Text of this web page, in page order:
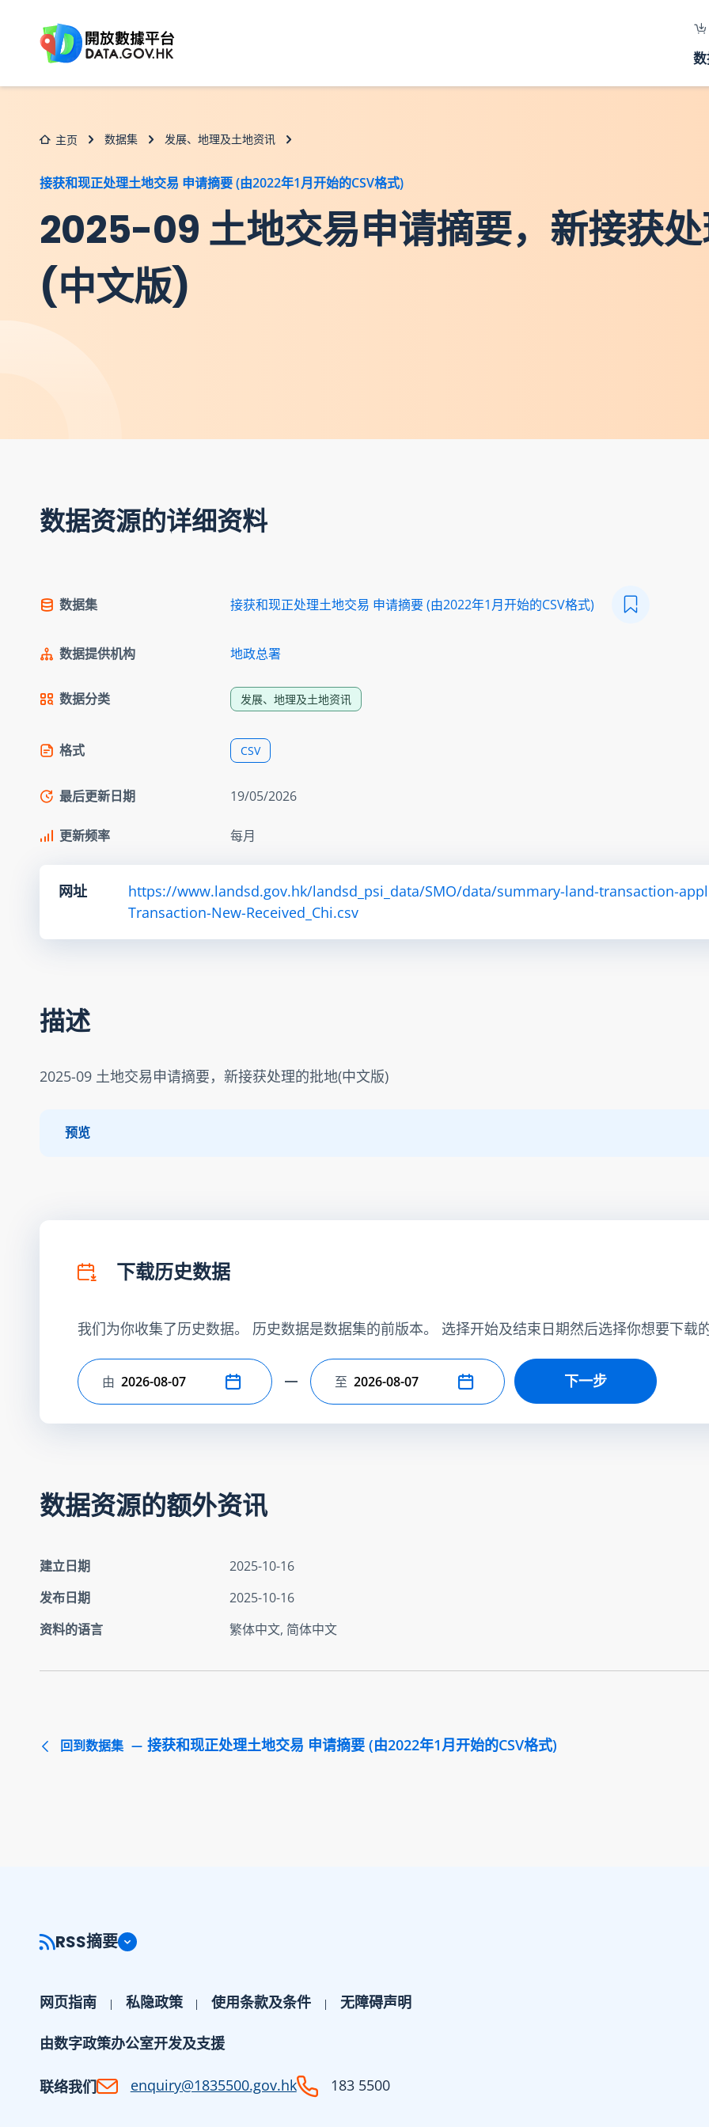
主页 数据集 发展、地理及土地资讯
接获和现正处理土地交易 申请摘要 (由2022年1月开始的CSV格式)
2025-09 土地交易申请摘要，新接获
(中文版)
数据资源的详细资料
数据集 接获和现正处理土地交易 申请摘要 (由2022年1月开始的CSV格式)
数据提供机构 地政总署
数据分类 发展、地理及土地资讯
格式 CSV
最后更新日期 19/05/2026
更新频率 每月
网址
https://www.landsd.gov.hk/landsd_psi_data/SMO/data/summary-land-transaction-
Transaction-New-Received_Chi.csv
描述
2025-09 土地交易申请摘要，新接获处理的批地(中文版)
预览
下载历史数据
我们为你收集了历史数据。 历史数据是数据集的前版本。 选择开始及结束日期然后选择你想要下载
选择开始日期
由 选择结束日期
至 下一步
数据资源的额外资讯
建立日期
2025-10-16
发布日期
2025-10-16
资料的语言
繁体中文, 简体中文
回到数据集 接获和现正处理土地交易 申请摘要 (由2022年1月开始的CSV格式)
RSS摘要
网页指南 私隐政策 使用条款及条件 无障碍声明
由数字政策办公室开发及支援
联络我们 enquiry@1835500.gov.hk 183 5500